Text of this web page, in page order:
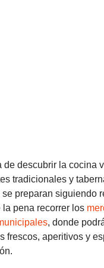
de descubrir la cocina
tradicionales y
preparan siguiendo
la pena recorrer los
, donde
frescos, aperitivos y